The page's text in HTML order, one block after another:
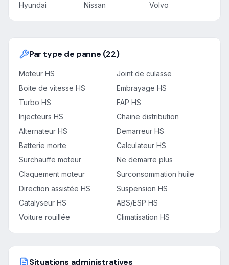
Hyundai
Nissan Volvo
Par type de panne (22)
Moteur HS
Joint de culasse
Boite de vitesse HS
Embrayage HS
Turbo HS
FAP HS
Injecteurs HS
Chaine distribution
Alternateur HS
Demarreur HS
Batterie morte
Calculateur HS
Surchauffe moteur
Ne demarre plus
Claquement moteur
Surconsommation huile
Direction assistée HS
Suspension HS
Catalyseur HS
ABS/ESP HS
Voiture rouillée
Climatisation HS
Situations administratives